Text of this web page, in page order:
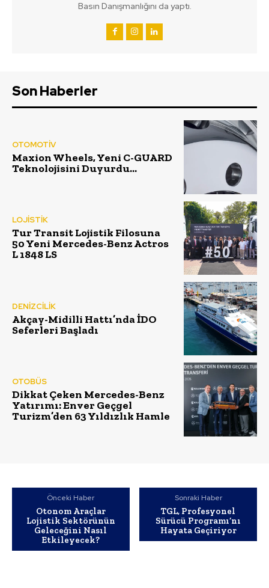
Basın Danışmanlığını da yaptı.
Son Haberler
OTOMOTİV
Maxion Wheels, Yeni C-GUARD
Teknolojisini Duyurdu…
LOJİSTİK
Tur Transit Lojistik Filosuna
50 Yeni Mercedes-Benz Actros
L 1848 LS
DENİZCİLİK
Akçay-Midilli Hattı’nda İDO
Seferleri Başladı
OTOBÜS
Dikkat Çeken Mercedes-Benz
Yatırımı: Enver Geçgel
Turizm’den 63 Yıldızlık Hamle
Önceki Haber
Otonom Araçlar
Lojistik Sektörünün
Geleceğini Nasıl
Etkileyecek?
Sonraki Haber
TGL, Profesyonel
Sürücü Programı’nı
Hayata Geçiriyor